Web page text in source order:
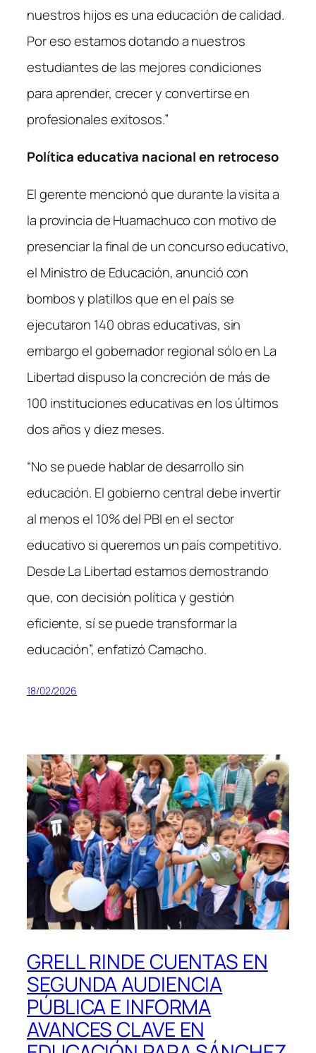
nuestros hijos es una educación de calidad.
Por eso estamos dotando a nuestros
estudiantes de las mejores condiciones
para aprender, crecer y convertirse en
profesionales exitosos.”
Política educativa nacional en retroceso
El gerente mencionó que durante la visita a
la provincia de Huamachuco con motivo de
presenciar la final de un concurso educativo,
el Ministro de Educación, anunció con
bombos y platillos que en el país se
ejecutaron 140 obras educativas, sin
embargo el gobernador regional sólo en La
Libertad dispuso la concreción de más de
100 instituciones educativas en los últimos
dos años y diez meses.
“No se puede hablar de desarrollo sin
educación. El gobierno central debe invertir
al menos el 10% del PBI en el sector
educativo si queremos un país competitivo.
Desde La Libertad estamos demostrando
que, con decisión política y gestión
eficiente, sí se puede transformar la
educación”, enfatizó Camacho.
18/02/2026
GRELL RINDE CUENTAS EN
SEGUNDA AUDIENCIA
PÚBLICA E INFORMA
AVANCES CLAVE EN